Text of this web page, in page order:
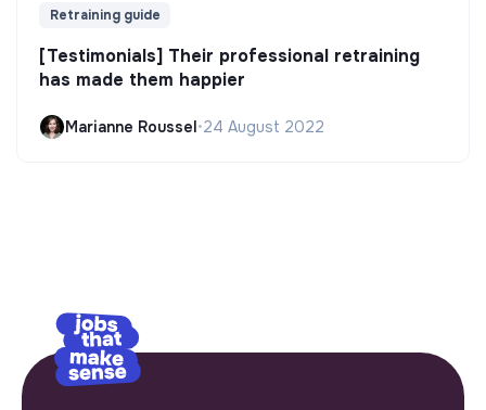
Retraining guide
[Testimonials] Their professional retraining
has made them happier
Marianne Roussel•24 August 2022